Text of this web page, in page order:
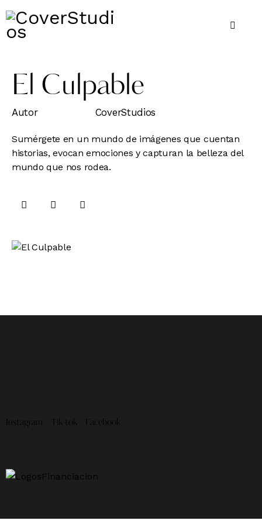
El Culpable
Autor CoverStudios
Sumérgete en un mundo de imágenes que cuentan
historias, evocan emociones y capturan la belleza del
mundo que nos rodea.
Instagram Tik-tok Facebook